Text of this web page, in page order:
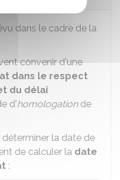
dans le cadre de la
convenir d'une
dans le respect
du délai
d'homologationde
la date de
de calculer la date
: